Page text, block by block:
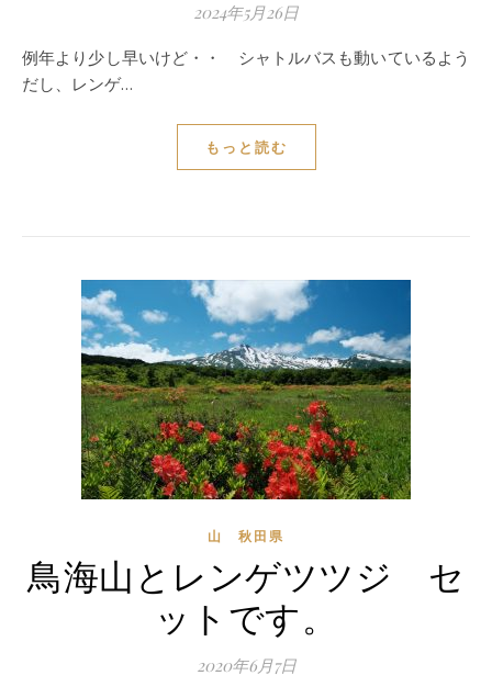
2024年5月26日
例年より少し早いけど・・ シャトルバスも動いているよう
だし、レンゲ…
もっと読む
山 秋田県
鳥海山とレンゲツツジ セ
ットです。
2020年6月7日